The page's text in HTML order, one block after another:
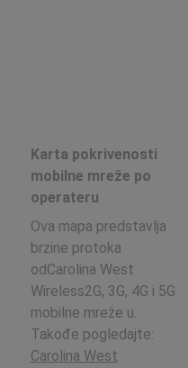
Karta pokrivenosti
mobilne mreže po
operateru
Ova mapa predstavlja
brzine protoka
odCarolina West
Wireless2G, 3G, 4G i 5G
mobilne mreže u.
Takođe pogledajte:
Carolina West